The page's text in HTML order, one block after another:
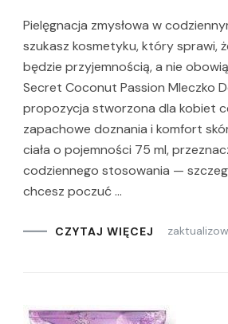
Pielęgnacja zmysłowa w
szukasz kosmetyku, który sprawi,
będzie przyjemnością, a nie
Secret Coconut Passion Mleczko
propozycja stworzona dla kobiet
zapachowe doznania i komfort
ciała o pojemności 75 ml,
codziennego stosowania —
chcesz poczuć …
CZYTAJ WIĘCEJ